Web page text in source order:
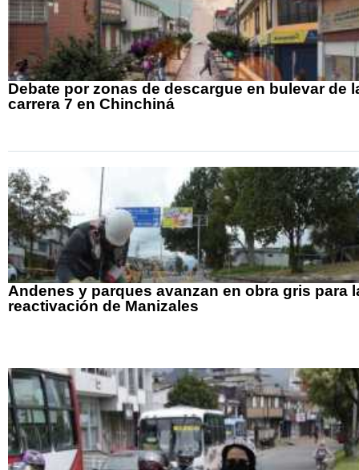
Debate por zonas de descargue en bulevar de
carrera 7 en Chinchiná
Andenes y parques avanzan en obra gris para
reactivación de Manizales